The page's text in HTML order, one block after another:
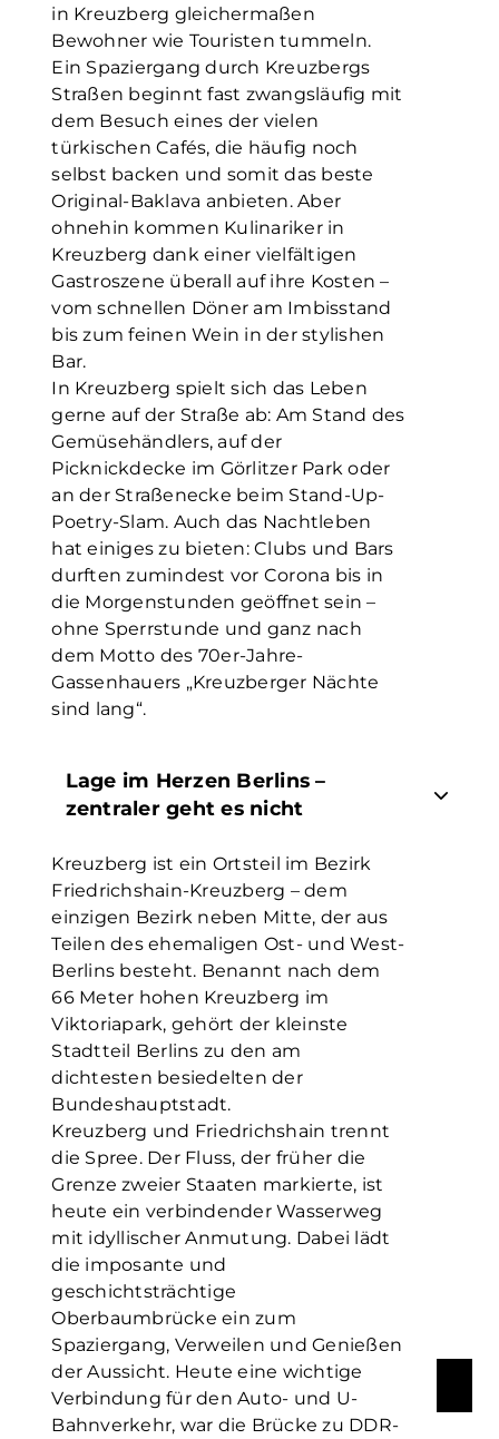
in Kreuzberg gleichermaßen
Bewohner wie Touristen tummeln.
Ein Spaziergang durch Kreuzbergs
Straßen beginnt fast zwangsläufig mit
dem Besuch eines der vielen
türkischen Cafés, die häufig noch
selbst backen und somit das beste
Original-Baklava anbieten. Aber
ohnehin kommen Kulinariker in
Kreuzberg dank einer vielfältigen
Gastroszene überall auf ihre Kosten –
vom schnellen Döner am Imbisstand
bis zum feinen Wein in der stylishen
Bar.
In Kreuzberg spielt sich das Leben
gerne auf der Straße ab: Am Stand des
Gemüsehändlers, auf der
Picknickdecke im Görlitzer Park oder
an der Straßenecke beim Stand-Up-
Poetry-Slam. Auch das Nachtleben
hat einiges zu bieten: Clubs und Bars
durften zumindest vor Corona bis in
die Morgenstunden geöffnet sein –
ohne Sperrstunde und ganz nach
dem Motto des 70er-Jahre-
Gassenhauers „Kreuzberger Nächte
sind lang“.
Lage im Herzen Berlins –
zentraler geht es nicht
Kreuzberg ist ein Ortsteil im Bezirk
Friedrichshain-Kreuzberg – dem
einzigen Bezirk neben Mitte, der aus
Teilen des ehemaligen Ost- und West-
Berlins besteht. Benannt nach dem
66 Meter hohen Kreuzberg im
Viktoriapark, gehört der kleinste
Stadtteil Berlins zu den am
dichtesten besiedelten der
Bundeshauptstadt.
Kreuzberg und Friedrichshain trennt
die Spree. Der Fluss, der früher die
Grenze zweier Staaten markierte, ist
heute ein verbindender Wasserweg
mit idyllischer Anmutung. Dabei lädt
die imposante und
geschichtsträchtige
Oberbaumbrücke ein zum
Spaziergang, Verweilen und Genießen
der Aussicht. Heute eine wichtige
Verbindung für den Auto- und U-
Bahnverkehr, war die Brücke zu DDR-